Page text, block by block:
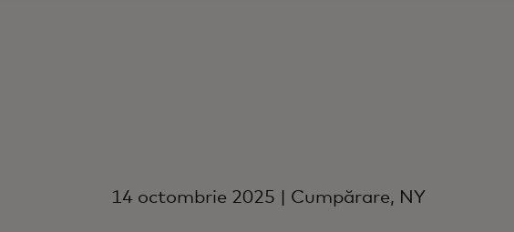
14 octombrie 2025 | Cumpărare, NY